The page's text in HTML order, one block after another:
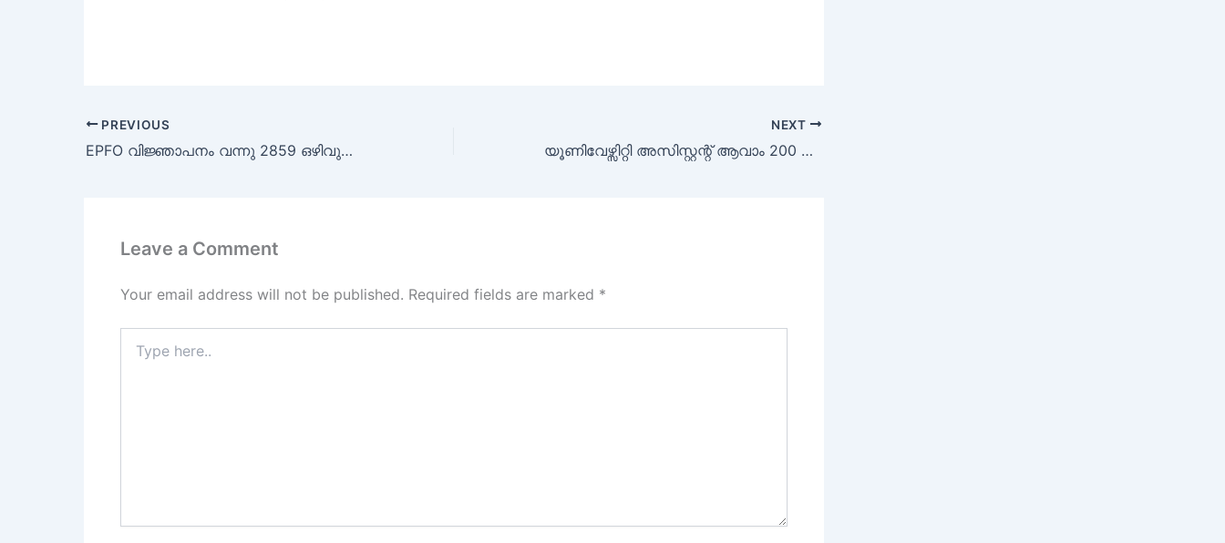
PREVIOUS
EPFO വിജ്ഞാപനം വന്നു 2859 ഒഴിവുകള്‍ കേരളത്തിലും അവസരം
NEXT
യൂണിവേഴ്സിറ്റി അസിസ്റ്റന്റ്‌ ആവാം 200 ഒഴിവുകള്‍
Leave a Comment
Your email address will not be published. Required fields are marked *
here..